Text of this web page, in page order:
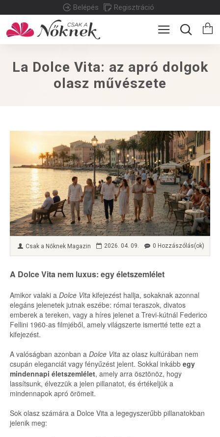
Belépés Regisztráció
La Dolce Vita: az apró dolgok
olasz művészete
Csak a Nőknek Magazin 2026. 04. 09. 0 Hozzászólás(ok)
A Dolce Vita nem luxus: egy életszemlélet
Amikor valaki a Dolce Vita kifejezést hallja, sokaknak azonnal
elegáns jelenetek jutnak eszébe: római teraszok, divatos
emberek a tereken, vagy a híres jelenet a Trevi-kútnál Federico
Fellini 1960-as filmjéből, amely világszerte ismertté tette ezt a
kifejezést.
A valóságban azonban a Dolce Vita az olasz kultúrában nem
csupán eleganciát vagy fényűzést jelent. Sokkal inkább egy
mindennapi életszemlélet, amely arra ösztönöz, hogy
lassítsunk, élvezzük a jelen pillanatot, és értékeljük a
mindennapok apró örömeit.
Sok olasz számára a Dolce Vita a legegyszerűbb pillanatokban
jelenik meg: